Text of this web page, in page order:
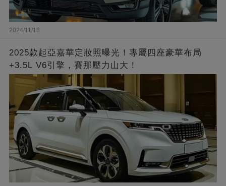
2024/11/18
2025款起亞嘉華定妝照曝光！專屬四座豪華布局
+3.5L V6引擎，賽那壓力山大！